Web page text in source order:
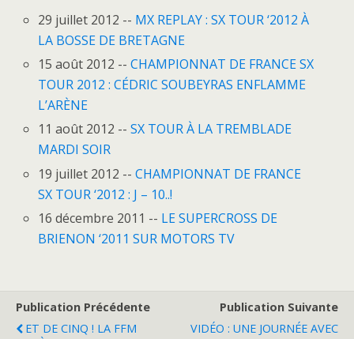
29 juillet 2012 -- MX REPLAY : SX TOUR ‘2012 À
LA BOSSE DE BRETAGNE
15 août 2012 --CHAMPIONNAT DE FRANCE SX
TOUR 2012 : CÉDRIC SOUBEYRAS ENFLAMME
L’ARÈNE
11 août 2012 --SX TOUR À LA TREMBLADE
MARDI SOIR
19 juillet 2012 --CHAMPIONNAT DE FRANCE
SX TOUR ‘2012 : J – 10..!
16 décembre 2011 -- LE SUPERCROSS DE
BRIENON ‘2011 SUR MOTORS TV
Publication Précédente
ET DE CINQ ! LA FFM
Publication Suivante
VIDÉO : UNE JOURNÉE AVEC